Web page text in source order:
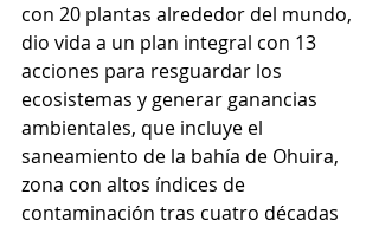
con 20 plantas alrededor del mundo,
dio vida a un plan integral con 13
acciones para resguardar los
ecosistemas y generar ganancias
ambientales, que incluye el
saneamiento de la bahía de Ohuira,
zona con altos índices de
contaminación tras cuatro décadas